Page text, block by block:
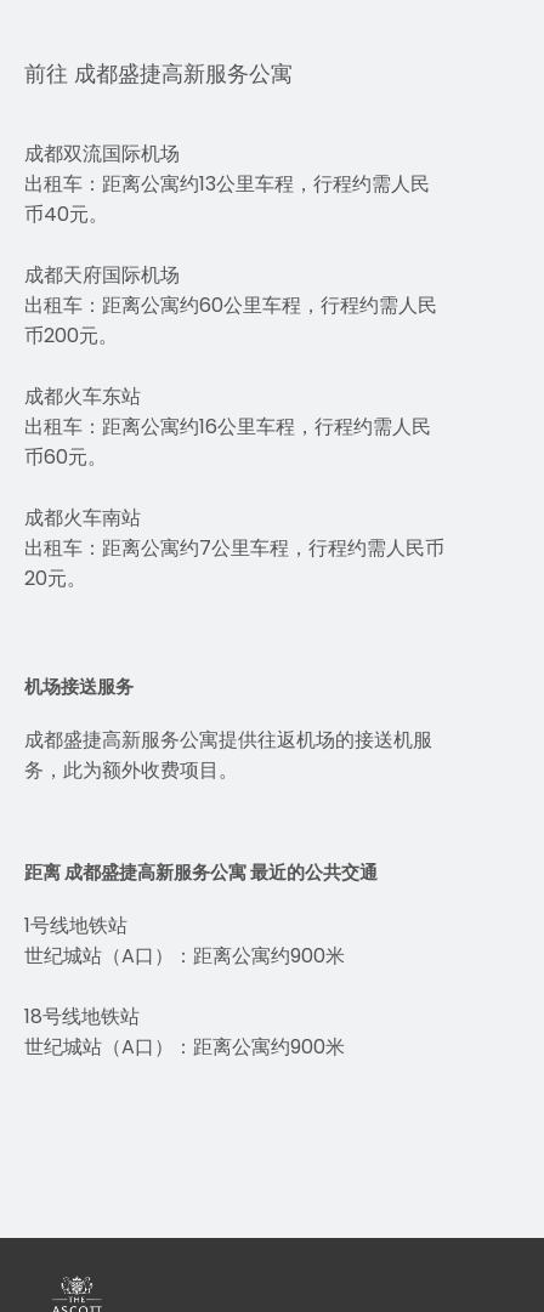
前往 成都盛捷高新服务公寓
成都双流国际机场
出租车：距离公寓约13公里车程，行程约需人民
币40元。
成都天府国际机场
出租车：距离公寓约60公里车程，行程约需人民
币200元。
成都火车东站
出租车：距离公寓约16公里车程，行程约需人民
币60元。
成都火车南站
出租车：距离公寓约7公里车程，行程约需人民币
20元。
机场接送服务
成都盛捷高新服务公寓提供往返机场的接送机服
务，此为额外收费项目。
距离 成都盛捷高新服务公寓 最近的公共交通
1号线地铁站
世纪城站（A口）：距离公寓约900米
18号线地铁站
世纪城站（A口）：距离公寓约900米